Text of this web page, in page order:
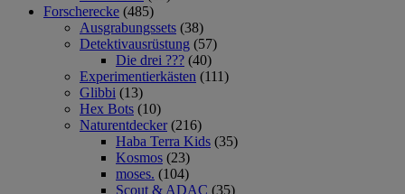
Forscherecke (485)
Ausgrabungssets (38)
Detektivausrüstung (57)
Die drei ??? (40)
Experimentierkästen (111)
Glibbi (13)
Hex Bots (10)
Naturentdecker (216)
Haba Terra Kids (35)
Kosmos (23)
moses. (104)
Scout & ADAC (35)